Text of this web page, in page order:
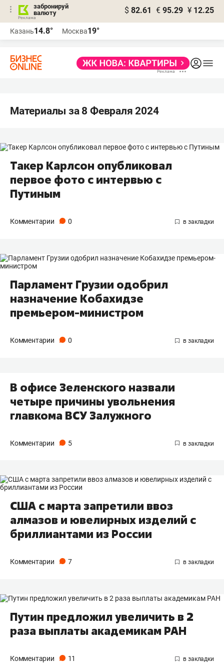
забронируй
валюту
$ 82.61 € 95.29 ¥ 12.25
Казань14.8° Москва19°
Материалы за 8 Февраля 2024
Такер Карлсон опубликовал
первое фото с интервью с
Путиным
Комментарии 0
Парламент Грузии одобрил
назначение Кобахидзе
премьером-министром
Комментарии 0
В офисе Зеленского назвали
четыре причины увольнения
главкома ВСУ Залужного
Комментарии 5
США с марта запретили ввоз
алмазов и ювелирных изделий с
бриллиантами из России
Комментарии 7
Путин предложил увеличить в 2
раза выплаты академикам РАН
Комментарии 11